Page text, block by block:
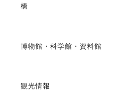
橋
博物館・科学館・資料館
観光情報